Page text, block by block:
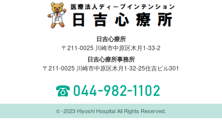
医療法人ディープインテンション日吉
心療所
日吉心療所
〒211-0025 川崎市中原区木月1-33-2
日吉心療所事務所
〒211-0025 川崎市中原区木月1-32-25住吉ビル301
044-982-1102
© -2023 Hiyoshi Hospital All Rights Reserved.